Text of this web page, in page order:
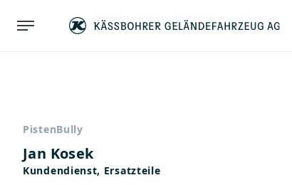
PistenBully
Jan Kosek
Kundendienst, Ersatzteile